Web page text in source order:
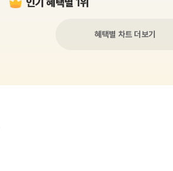
혜택별 차트 더보기